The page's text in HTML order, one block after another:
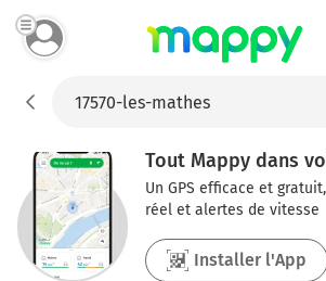
Tout Mappy dans
Un GPS efficace et
réel et alertes de vitesse
Installer l'App